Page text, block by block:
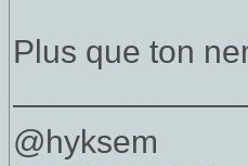
Plus que ton
@hyksem